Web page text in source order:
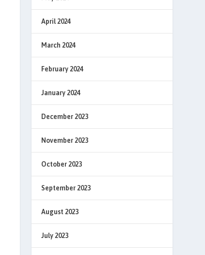
April 2024
March 2024
February 2024
January 2024
December 2023
November 2023
October 2023
September 2023
August 2023
July 2023